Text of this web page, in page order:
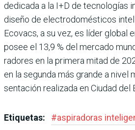
dedicada a la I+D de tecnologías
diseño de elec­trodomésticos
Ecovacs, a su vez, es líder global
posee el 13,9 % del mer­cado
radores en la primera mitad de
en la segunda más grande a nivel
sentación realizada en Ciu­dad del
Etiquetas: #aspiradoras